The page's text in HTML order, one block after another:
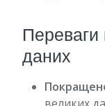
Переваги
даних